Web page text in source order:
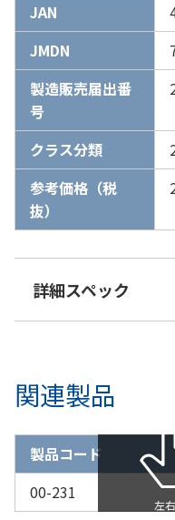
JAN
JMDN
製造販売届出番
号
クラス分類
参考価格（税
抜）
詳細スペック
関連製品
製品コード
00-231